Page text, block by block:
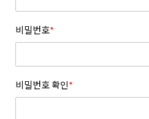
비밀번호*
비밀번호 확인*